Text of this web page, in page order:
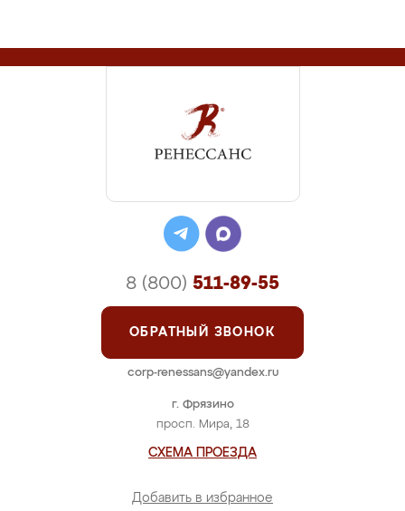
г. Фрязино
просп. Мира, 18
СХЕМА ПРОЕЗДА
Добавить в избранное
8 (800) 511-89-55
ОБРАТНЫЙ ЗВОНОК
corp-renessans@yandex.ru